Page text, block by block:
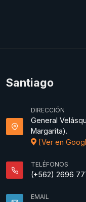
Santiago
DIRECCIÓN
General
Margarita).
[Ver en
TELÉFONOS
(+562) 2696
EMAIL